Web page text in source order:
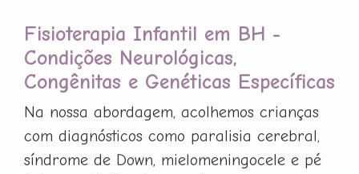
Fisioterapia Infantil em BH -
Condições Neurológicas,
Congênitas e Genéticas Específicas
Na nossa abordagem, acolhemos crianças
com diagnósticos como paralisia cerebral,
síndrome de Down, mielomeningocele e pé